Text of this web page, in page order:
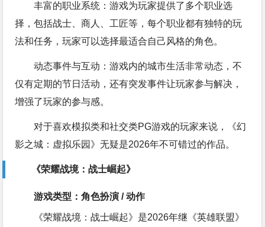
丰富的职业系统：游戏为玩家提供了多个职业选
择，包括战士、商人、工匠等，每个职业都有独特的玩
法和任务，玩家可以选择最适合自己风格的角色。
动态事件与互动：游戏内的城市生活非常动态，不
仅有定期的节日活动，还有突发事件让玩家参与解决，
增强了玩家的参与感。
对于喜欢模拟类和社交类PG游戏的玩家来说，《幻
影之城：虚拟乐园》无疑是2026年不可错过的作品。
《荣耀战境：战士崛起》
游戏类型：角色扮演 / 动作
《荣耀战境：战士崛起》是2026年继《英雄联盟》